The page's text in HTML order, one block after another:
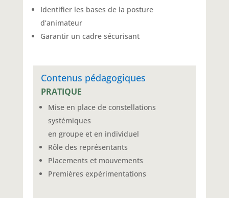
Identifier les bases de la posture
d’animateur
Garantir un cadre sécurisant
Contenus pédagogiques
PRATIQUE
Mise en place de constellations
systémiques
en groupe et en individuel
Rôle des représentants
Placements et mouvements
Premières expérimentations